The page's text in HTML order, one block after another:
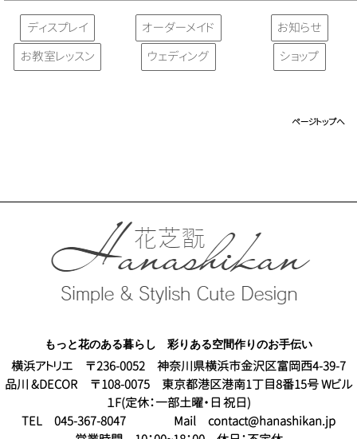
ディスプレイ
お教室レッスン
オーダーメイド
ウェディング
お知らせ
ショップ
ページトップへ
もっと花のある暮らし 彩りある空間作りのお手伝い
横浜アトリエ 〒236-0052 神奈川県横浜市金沢区富岡西4-39-7
品川 &DECOR 〒108-0075 東京都港区港南1丁目8番15号 Wビル
１F(定休：一部土曜・日祝日)
TEL 045-367-8047 Mail contact@hanashikan.jp